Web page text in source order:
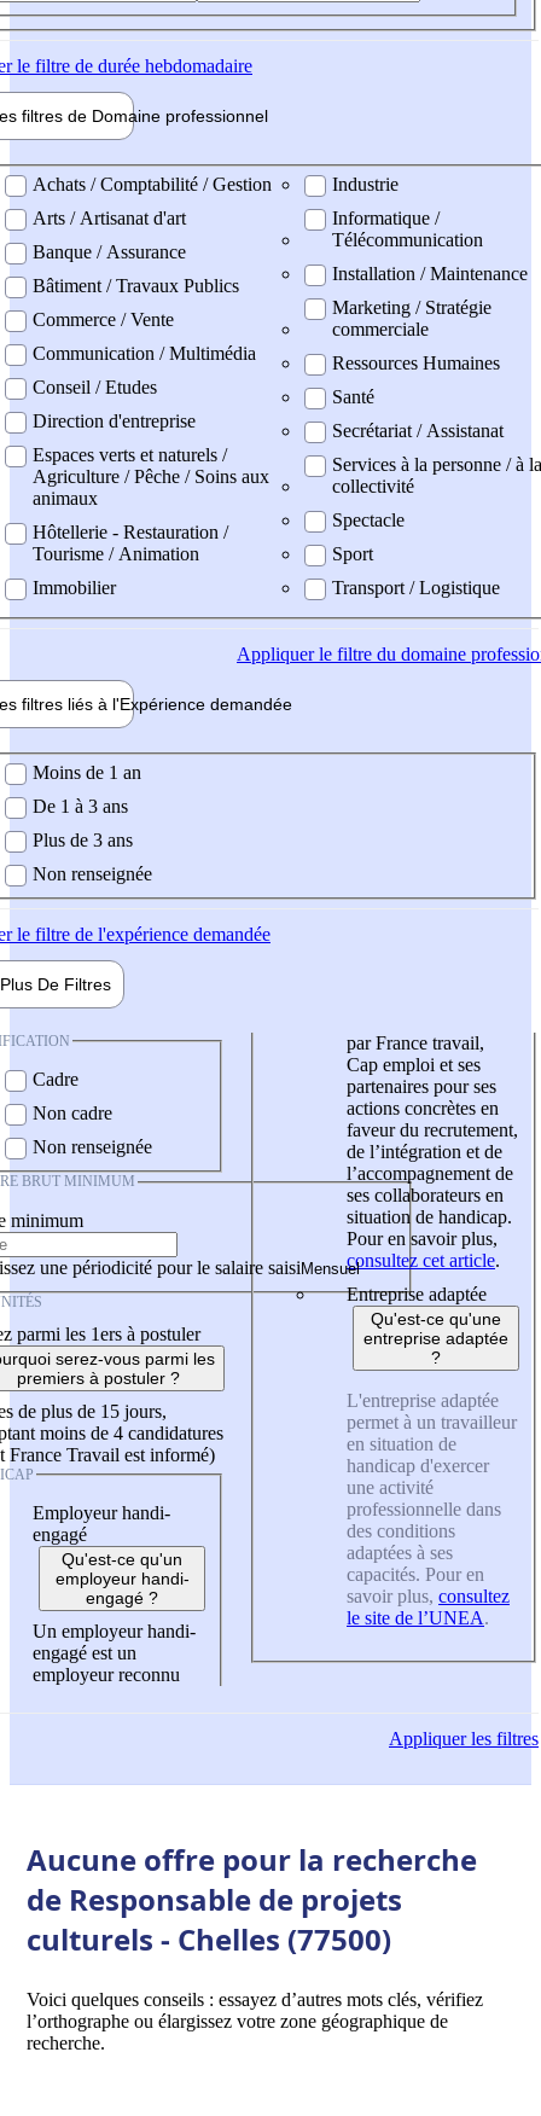
le filtre de durée hebdomadaire
filtres de Domaine professionnel
professionel
Achats / Comptabilité / Gestion
Arts / Artisanat d'art
Banque / Assurance
Bâtiment / Travaux Publics
Commerce / Vente
Communication / Multimédia
Conseil / Etudes
Direction d'entreprise
Espaces verts et naturels /
Agriculture / Pêche / Soins aux
animaux
Hôtellerie - Restauration /
Tourisme / Animation
Immobilier
Industrie
Informatique /
Télécommunication
Installation / Maintenance
Marketing / Stratégie
commerciale
Ressources Humaines
Santé
Secrétariat / Assistanat
Services à la personne / à la
collectivité
Spectacle
Sport
Transport / Logistique
Appliquerle filtre du domaine
filtres liés à l'Expérience demandée
demandée
Moins de 1 an
De 1 à 3 ans
Plus de 3 ans
Non renseignée
le filtre de l'expérience demandée
Plus De Filtres
Cadre
Non cadre
Non renseignée
BRUT MINIMUM
minimum
une périodicité pour le salaire saisi
parmi les 1ers à postuler
serez-vous parmi les
premiers à postuler ?
de plus de 15 jours,
moins de 4 candidatures
France Travail est informé)
Employeur handi-
engagé
Qu'est-ce qu'un
employeur handi-
engagé ?
Un employeur handi-
engagé est un
employeur reconnu
par France travail,
Cap emploi et ses
partenaires pour ses
actions concrètes en
faveur du recrutement,
de l’intégration et de
l’accompagnement de
ses collaborateurs en
situation de handicap.
Pour en savoir plus,
consultez cet article.
Entreprise adaptée
Qu'est-ce qu'une
entreprise adaptée
?
L'entreprise adaptée
permet à un travailleur
en situation de
handicap d'exercer
une activité
professionnelle dans
des conditions
adaptées à ses
capacités. Pour en
savoir plus, consultez
le site de l’UNEA.
Appliquerles filtres
Aucune offre pour la recherche
de Responsable de projets
culturels - Chelles (77500)
Voici quelques conseils : essayez d’autres mots clés, vérifiez
l’orthographe ou élargissez votre zone géographique de
recherche.